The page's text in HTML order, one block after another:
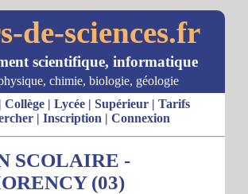
de-sciences.fr
scientifique, informatique
chimie, biologie, géologie
Collège| Lycée| Supérieur| Tarifs
| Inscription | Connexion
SCOLAIRE -
(03)